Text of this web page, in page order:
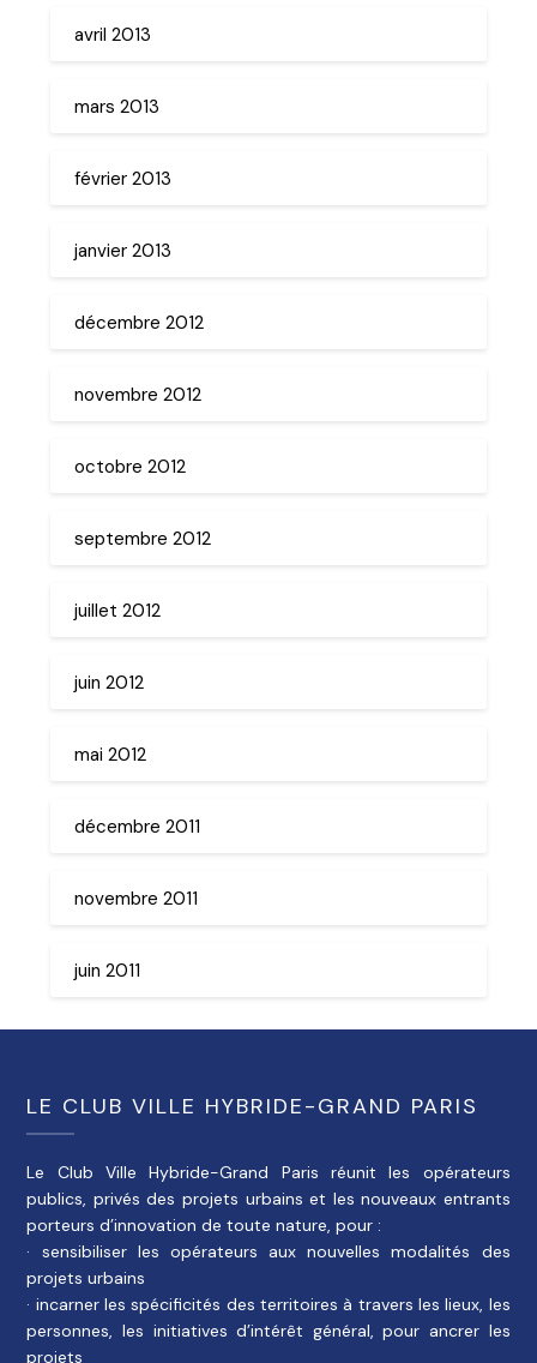
avril 2013
mars 2013
février 2013
janvier 2013
décembre 2012
novembre 2012
octobre 2012
septembre 2012
juillet 2012
juin 2012
mai 2012
décembre 2011
novembre 2011
juin 2011
LE CLUB VILLE HYBRIDE-GRAND PARIS
Le Club Ville Hybride-Grand Paris réunit les opérateurs
publics, privés des projets urbains et les nouveaux entrants
porteurs d’innovation de toute nature, pour :
· sensibiliser les opérateurs aux nouvelles modalités des
projets urbains
· incarner les spécificités des territoires à travers les lieux, les
personnes, les initiatives d’intérêt général, pour ancrer les
projets